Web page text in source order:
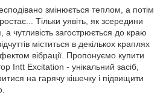
змінюється теплом, а потім
Тільки уявіть, як зсередини
а чутливість загострюється до краю
міститься в декількох краплях
вібрації. Пропонуємо купити
Intt Excitation - унікальний засіб,
на гарячу кішечку і підвищити